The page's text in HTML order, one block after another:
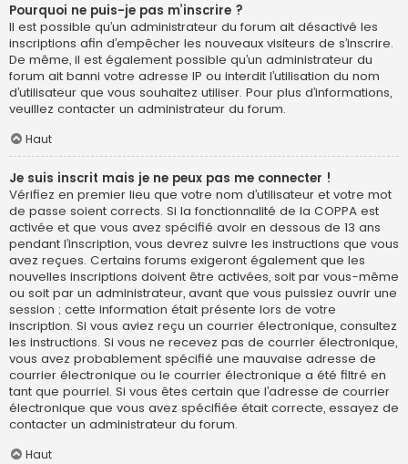
Pourquoi ne puis-je pas m’inscrire ?
Il est possible qu’un administrateur du forum ait désactivé les
inscriptions afin d’empêcher les nouveaux visiteurs de s’inscrire.
De même, il est également possible qu’un administrateur du
forum ait banni votre adresse IP ou interdit l’utilisation du nom
d’utilisateur que vous souhaitez utiliser. Pour plus d’informations,
veuillez contacter un administrateur du forum.
Haut
Je suis inscrit mais je ne peux pas me connecter !
Vérifiez en premier lieu que votre nom d’utilisateur et votre mot
de passe soient corrects. Si la fonctionnalité de la COPPA est
activée et que vous avez spécifié avoir en dessous de 13 ans
pendant l’inscription, vous devrez suivre les instructions que vous
avez reçues. Certains forums exigeront également que les
nouvelles inscriptions doivent être activées, soit par vous-même
ou soit par un administrateur, avant que vous puissiez ouvrir une
session ; cette information était présente lors de votre
inscription. Si vous aviez reçu un courrier électronique, consultez
les instructions. Si vous ne recevez pas de courrier électronique,
vous avez probablement spécifié une mauvaise adresse de
courrier électronique ou le courrier électronique a été filtré en
tant que pourriel. Si vous êtes certain que l’adresse de courrier
électronique que vous avez spécifiée était correcte, essayez de
contacter un administrateur du forum.
Haut